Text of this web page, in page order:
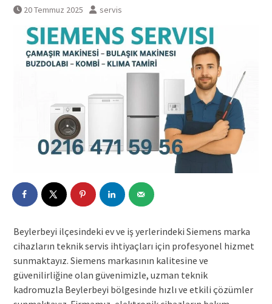
20 Temmuz 2025 servis
Beylerbeyi ilçesindeki ev ve iş yerlerindeki Siemens marka
cihazların teknik servis ihtiyaçları için profesyonel hizmet
sunmaktayız. Siemens markasının kalitesine ve
güvenilirliğine olan güvenimizle, uzman teknik
kadromuzla Beylerbeyi bölgesinde hızlı ve etkili çözümler